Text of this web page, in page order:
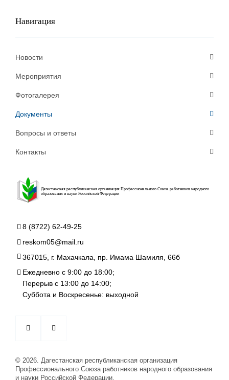
Дагестанская республиканская организация Профессионального Союза работников народного
образования и науки Российской Федерации
8 (8722) 62-49-25
reskom05@mail.ru
367015, г. Махачкала, пр. Имама Шамиля, 66б
Ежедневно с 9:00 до 18:00;
Перерыв с 13:00 до 14:00;
Суббота и Воскресенье: выходной
Навигация
Новости
Мероприятия
Фотогалерея
Документы
Вопросы и ответы
Контакты
© 2026. Дагестанская республиканская организация
Профессионального Союза работников народного образования
и науки Российской Федерации.